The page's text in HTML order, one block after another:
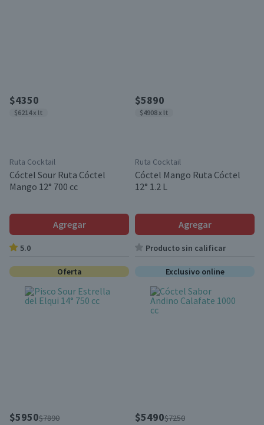
$4350
$6214 x lt
Ruta Cocktail
Cóctel Sour Ruta Cóctel
Mango 12° 700 cc
Agregar
5.0
$5890
$4908 x lt
Ruta Cocktail
Cóctel Mango Ruta Cóctel
12° 1.2 L
Agregar
Producto sin calificar
Oferta
$5950$7890
Exclusivo online
$5490$7250